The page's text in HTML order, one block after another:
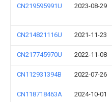
CN219595991U 2023-08-29
CN214821116U 2021-11-23
CN217745970U 2022-11-08
CN112931394B 2022-07-26
CN118718463A 2024-10-01